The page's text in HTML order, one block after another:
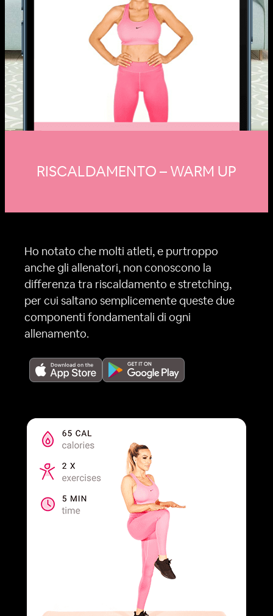
RISCALDAMENTO – WARM UP
Ho notato che molti atleti, e purtroppo
anche gli allenatori, non conoscono la
differenza tra riscaldamento e stretching,
per cui saltano semplicemente queste due
componenti fondamentali di ogni
allenamento.